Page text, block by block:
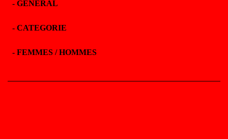
- GENERAL
- CATEGORIE
- FEMMES / HOMMES